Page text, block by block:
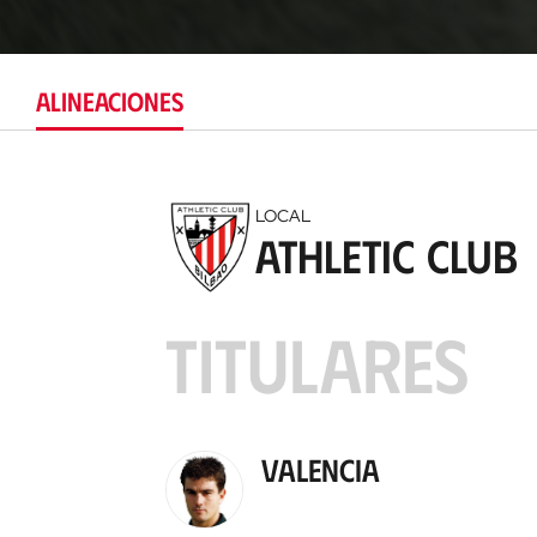
ALINEACIONES
LOCAL
Athletic Club
TITULARES
Valencia